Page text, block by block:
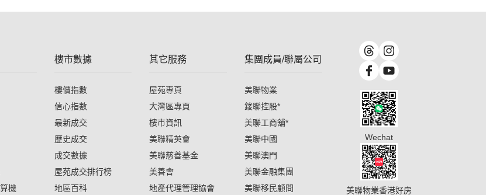
機
樓市數據
樓價指數
信心指數
最新成交
歷史成交
成交數據
屋苑成交排行榜
地區百科
其它服務
屋苑專頁
大灣區專頁
樓市資訊
美聯精英會
美聯慈善基金
美善會
地產代理管理協會
集團成員/聯屬公司
美聯物業
鋑聯控股*
美聯工商舖*
美聯中國
美聯澳門
美聯金融集團
美聯移民顧問
Wechat
美聯物業香港好房